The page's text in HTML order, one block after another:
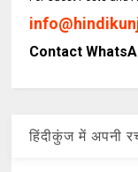
Contact
हिंदीकुंज में अपनी